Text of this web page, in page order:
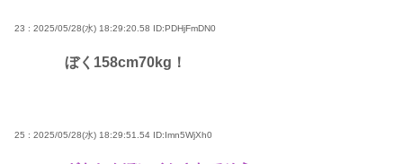
23 : 2025/05/28(水) 18:29:20.58 ID:PDHjFmDN0
ぼく158cm70kg！
25 : 2025/05/28(水) 18:29:51.54 ID:Imn5WjXh0